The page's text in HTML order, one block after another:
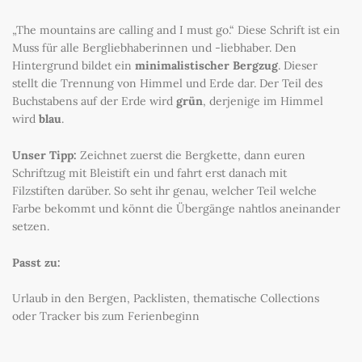
„The mountains are calling and I must go.“ Diese Schrift ist ein
Muss für alle Bergliebhaberinnen und -liebhaber. Den
Hintergrund bildet ein minimalistischer Bergzug. Dieser
stellt die Trennung von Himmel und Erde dar. Der Teil des
Buchstabens auf der Erde wird grün, derjenige im Himmel
wird blau.
Unser Tipp: Zeichnet zuerst die Bergkette, dann euren
Schriftzug mit Bleistift ein und fahrt erst danach mit
Filzstiften darüber. So seht ihr genau, welcher Teil welche
Farbe bekommt und könnt die Übergänge nahtlos aneinander
setzen.
Passt zu:
Urlaub in den Bergen, Packlisten, thematische Collections
oder Tracker bis zum Ferienbeginn